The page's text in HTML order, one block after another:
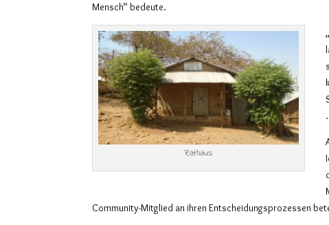
Mensch“ bedeute.
Rathaus
Community-Mitglied an ihren Entscheidungsprozessen